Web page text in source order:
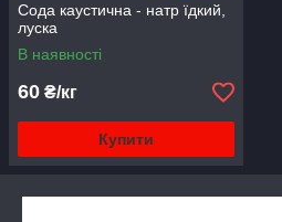
Сода каустична - натр їдкий,
луска
В наявності
60 ₴/кг
Купити